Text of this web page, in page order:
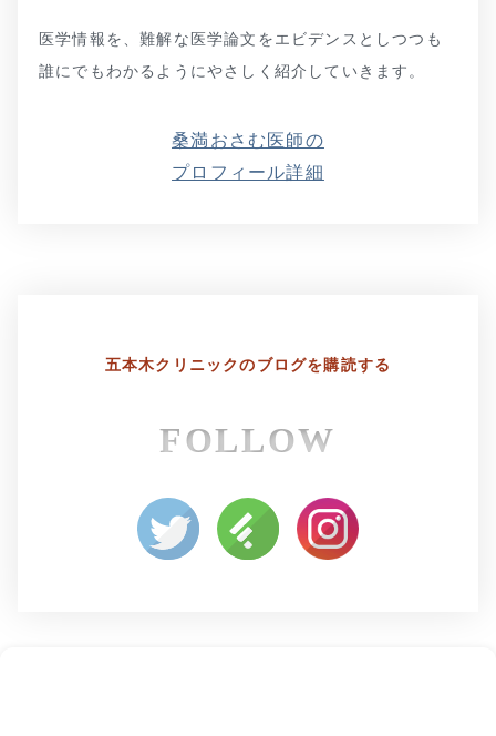
医学情報を、難解な医学論文をエビデンスとしつつも
誰にでもわかるようにやさしく紹介していきます。
桑満おさむ医師の
プロフィール詳細
五本木クリニックのブログを購読する
FOLLOW